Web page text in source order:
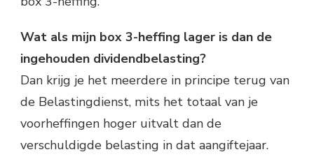
Wat als mijn box 3-heffing lager is dan de
ingehouden dividendbelasting?
Dan krijg je het meerdere in principe terug van
de Belastingdienst, mits het totaal van je
voorheffingen hoger uitvalt dan de
verschuldigde belasting in dat aangiftejaar.